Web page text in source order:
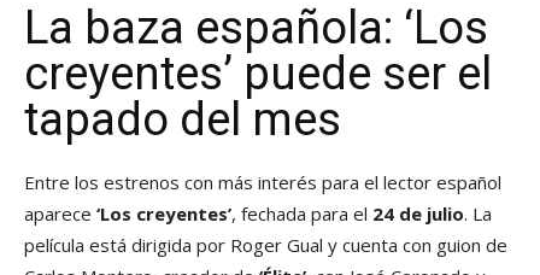
La baza española: ‘Los
creyentes’ puede ser el
tapado del mes
Entre los estrenos con más interés para el lector español
aparece ‘Los creyentes’, fechada para el 24 de julio. La
película está dirigida por Roger Gual y cuenta con guion de